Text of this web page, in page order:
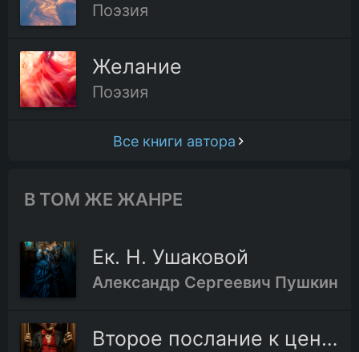
Поэзия
Желание
Поэзия
Все книги автора
В ТОМ ЖЕ ЖАНРЕ
Ек. H. Ушаковой
Александр Сергеевич Пушкин
Второе послание к цензору